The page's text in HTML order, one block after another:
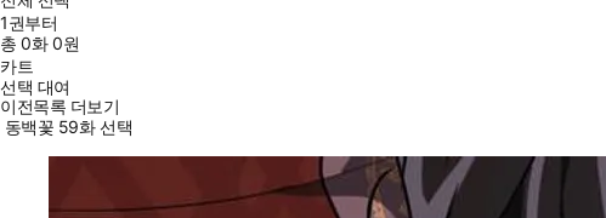
1권부터
총0화0원
카트
선택 대여
이전목록 더보기
동백꽃 59화 선택